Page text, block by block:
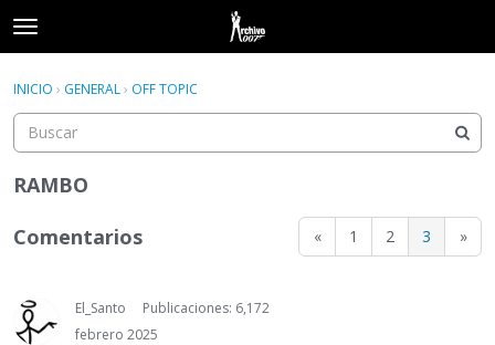
t
o
g
e
m
e
u
Acceder
Acceder Registrarse
INICIO › GENERAL› OFF TOPIC
RAMBO
« 1 2 3 »
Comentarios
El_Santo
Publicaciones: 6,172
febrero 2025